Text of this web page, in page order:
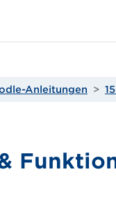
Anleitungen